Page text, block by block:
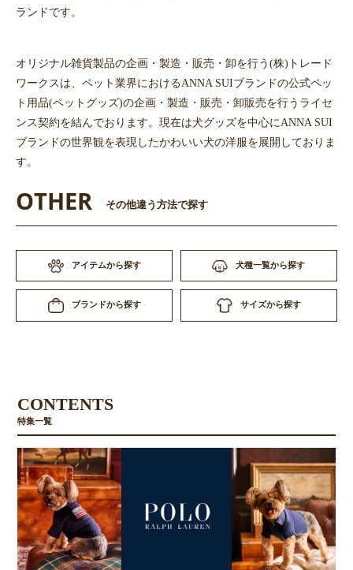
ランドです。
オリジナル雑貨製品の企画・製造・販売・卸を行う(株)トレード
ワークスは、ペット業界におけるANNA SUIブランドの公式ペッ
ト用品(ペットグッズ)の企画・製造・販売・卸販売を行うライセ
ンス契約を結んでおります。現在は犬グッズを中心にANNA SUI
ブランドの世界観を表現したかわいい犬の洋服を展開しておりま
す。
OTHER その他違う方法で探す
アイテムから探す 犬種一覧から探す
ブランドから探す サイズから探す
CONTENTS
特集一覧